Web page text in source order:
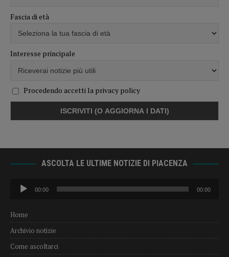
Fascia di età
Interesse principale
Procedendo accetti la privacy policy
ASCOLTA LE ULTIME NOTIZIE DI PIACENZA
Audio
Player
00:00 00:00
Home
Archivio notizie
Come ascoltarci